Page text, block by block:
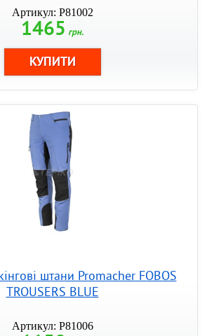
Артикул: P81002
1465 грн.
штани Promacher FOBOS
TROUSERS BLUE
Артикул: P81006